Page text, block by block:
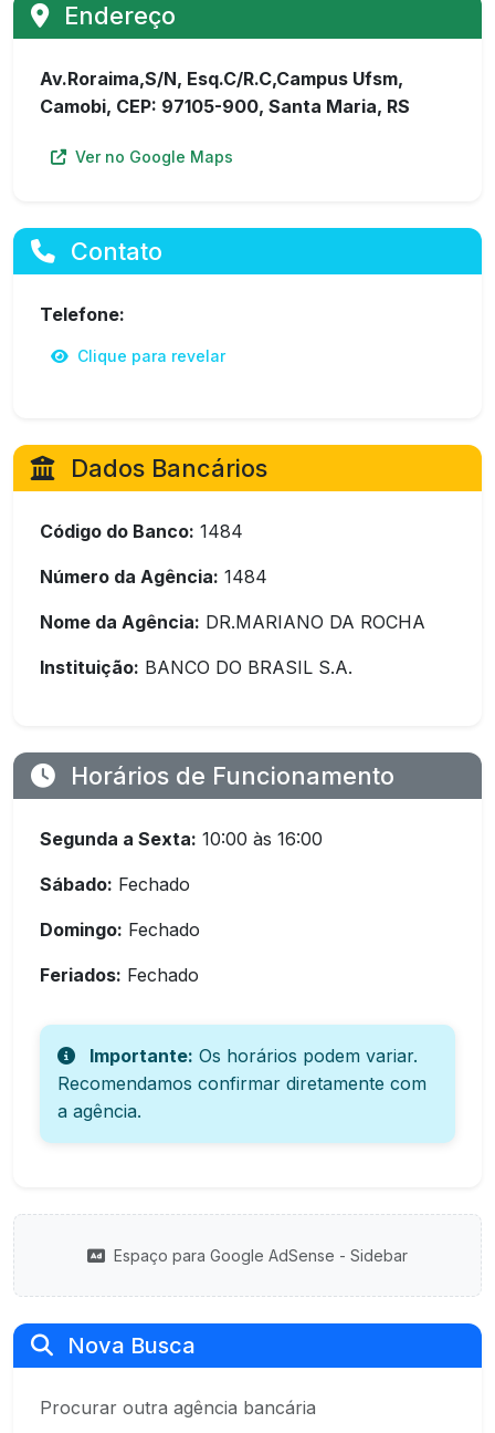
Endereço
Av.Roraima,S/N, Esq.C/R.C,Campus Ufsm,
Camobi, CEP: 97105-900, Santa Maria, RS
Ver no Google Maps
Contato
Telefone:
Clique para revelar
Dados Bancários
Código do Banco: 1484
Número da Agência: 1484
Nome da Agência: DR.MARIANO DA ROCHA
Instituição: BANCO DO BRASIL S.A.
Horários de Funcionamento
Segunda a Sexta: 10:00 às 16:00
Sábado: Fechado
Domingo: Fechado
Feriados: Fechado
Importante: Os horários podem variar.
Recomendamos confirmar diretamente com
a agência.
Espaço para Google AdSense - Sidebar
Nova Busca
Procurar outra agência bancária